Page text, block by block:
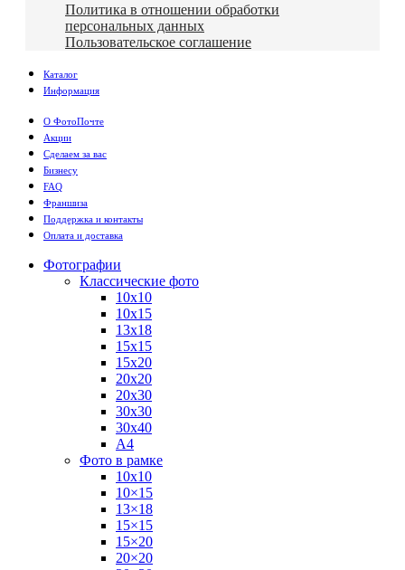
Политика в отношении обработки
персональных данных
Пользовательское соглашение
Каталог
Информация
О ФотоПочте
Акции
Сделаем за вас
Бизнесу
FAQ
Франшиза
Поддержка и контакты
Оплата и доставка
Фотографии
Классические фото
10х10
10х15
13х18
15х15
15х20
20х20
20х30
30х30
30х40
А4
Фото в рамке
10х10
10×15
13×18
15×15
15×20
20×20